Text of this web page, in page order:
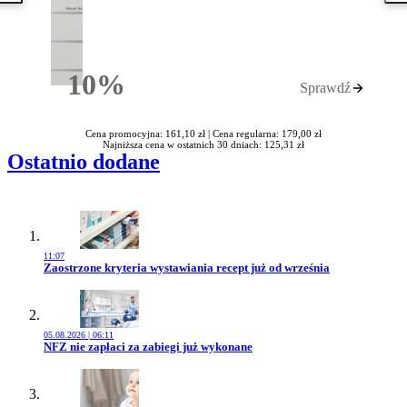
10%Rabatu Sprawdź
Cena promocyjna: 161,10 zł | Cena regularna: 179,00 zł
Najniższa cena w ostatnich 30 dniach: 125,31 zł
Ostatnio dodane
11:07
Przejdź do artykułu:
Zaostrzone kryteria wystawiania recept już od września
05.08.2026 | 06:11
Przejdź do artykułu:
NFZ nie zapłaci za zabiegi już wykonane